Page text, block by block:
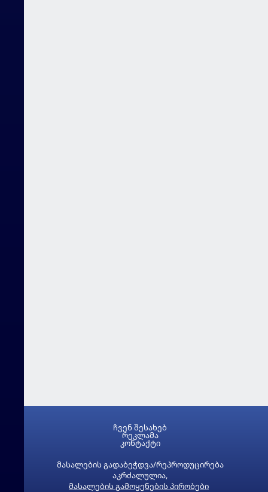
მასალების გადაბეჭდვა/რეპროდუცირება
აკრძალულია,
მასალების გამოყენების პირობები
ჩვენ შესახებ
რეკლამა
კონტაქტი